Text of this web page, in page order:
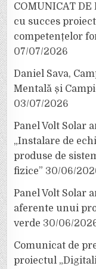
COMUNICAT DE
cu succes
competențelor
07/07/2026
Daniel Sava,
Mentală și
03/07/2026
Panel Volt Solar
„Instalare de
produse de
fizice” 30/06/
Panel Volt Solar
aferente unui
verde 30/06/
Comunicat de
proiectul